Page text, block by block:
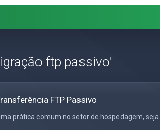
ftp passivo'
FTP Passivo
prática comum no setor de hospedagem, seja...